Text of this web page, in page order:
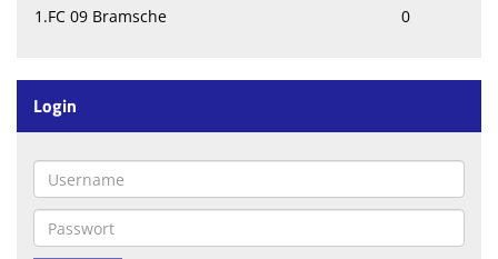
1.FC 09 Bramsche
0
Login